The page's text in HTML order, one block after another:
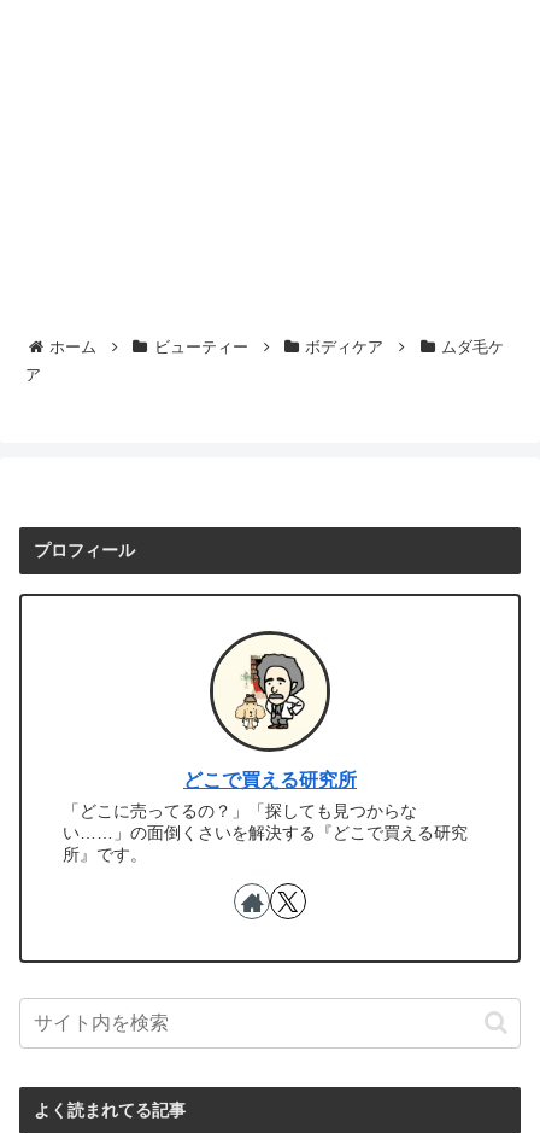
ホーム ビューティー ボディケア
ムダ毛ケ
ア
プロフィール
どこで買える研究所
「どこに売ってるの？」「探しても見つからな
い……」の面倒くさいを解決する『どこで買える研究
所』です。
よく読まれてる記事